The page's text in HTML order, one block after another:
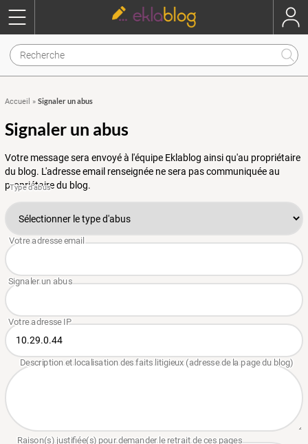
Accueil » Signaler un abus
Signaler un abus
Votre message sera envoyé à l'équipe Eklablog ainsi qu'au propriétaire
du blog. L'adresse email renseignée ne sera pas communiquée au
propriétaire du blog.